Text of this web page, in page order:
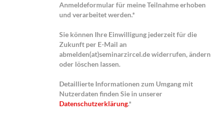
Anmeldeformular für meine Teilnahme erhoben
und verarbeitet werden.*
Sie können Ihre Einwilligung jederzeit für die
Zukunft per E-Mail an
abmelden(at)seminarzircel.de widerrufen, ändern
oder löschen lassen.
Detaillierte Informationen zum Umgang mit
Nutzerdaten finden Sie in unserer
Datenschutzerklärung.*